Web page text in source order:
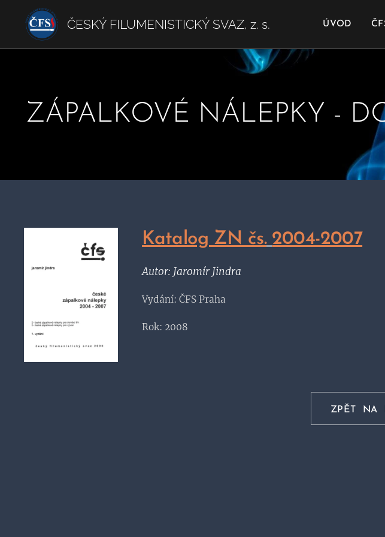
ČESKÝ FILUMENISTICKÝ SVAZ, z. s. ÚVOD
ZÁPALKOVÉ NÁLEPKY -
Katalog ZN čs. 2004-2007
Autor: Jaromír Jindra
Vydání: ČFS Praha
Rok: 2008
ZPĚT NA